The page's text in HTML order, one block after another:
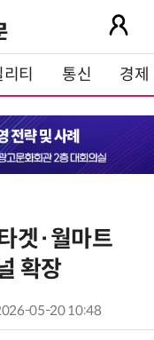
티 통신 경제
겟·월마트
확장
05-20 10:48